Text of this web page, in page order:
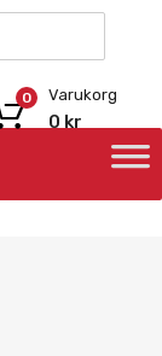
Varukorg
0 kr
0